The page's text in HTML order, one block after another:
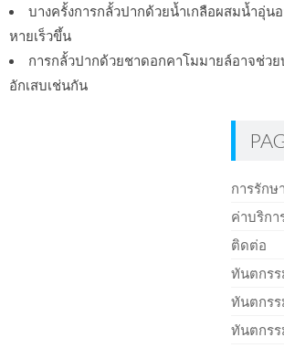
บางครั้งการกลั้วปากด้วยน้ำเกลือผสมน้ำอุ่น
หายเร็วขึ้น
การกลั้วปากด้วยชาดอกคาโมมายล์อาจช่วย
อักเสบเช่นกัน
การรักษา
ค่าบริกา
ติดต่อ
ทันตกร
ทันตกร
ทันตกร